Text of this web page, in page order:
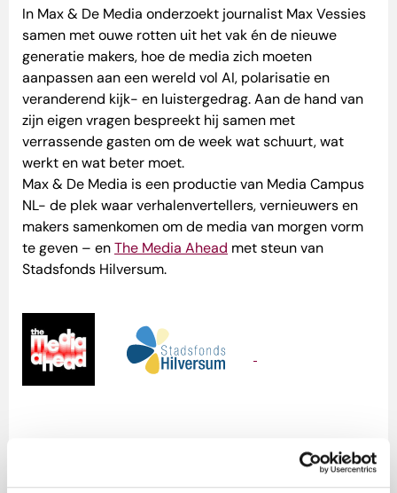
In Max & De Media onderzoekt journalist Max Vessies
samen met ouwe rotten uit het vak én de nieuwe
generatie makers, hoe de media zich moeten
aanpassen aan een wereld vol AI, polarisatie en
veranderend kijk- en luistergedrag. Aan de hand van
zijn eigen vragen bespreekt hij samen met
verrassende gasten om de week wat schuurt, wat
werkt en wat beter moet.
Max & De Media is een productie van Media Campus
NL- de plek waar verhalenvertellers, vernieuwers en
makers samenkomen om de media van morgen vorm
te geven – enThe Media Ahead met steun van
Stadsfonds Hilversum.